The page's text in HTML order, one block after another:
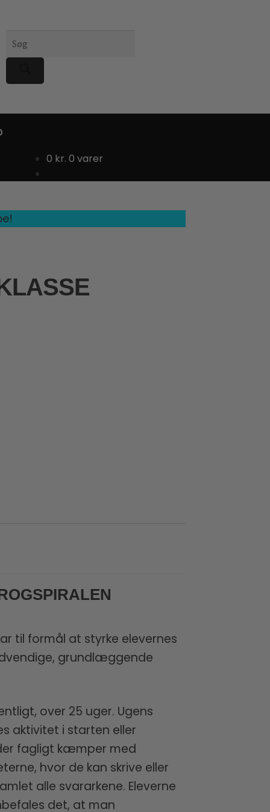
Products
search
0 kr. 0 varer
til formål at styrke elevernes
grundlæggende
over 25 uger. Ugens
aktivitet i starten eller
fagligt kæmper med
hvor de kan skrive eller
alle svararkene. Eleverne
det, at man